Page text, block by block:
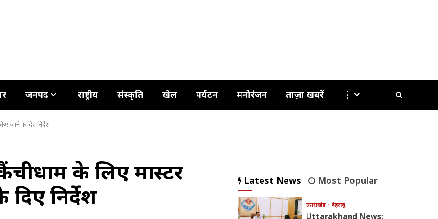
जनपद राष्ट्रीय संस्कृति खेल पर्यटन मनोरंजन ताज़ा खबरें ⋮
जाने के दिए निर्देश
के लिए मास्टर
निर्देश
Latest News Most Popular
उत्तराखंड देहरादून
Uttarakhand News: